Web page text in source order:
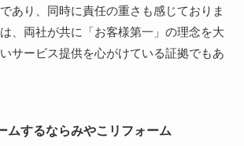
あり、同時に責任の重さも感じておりま
、両社が共に「お客様第一」の理念を大
サービス提供を心がけている証拠でもあ
ムするならみやこリフォーム